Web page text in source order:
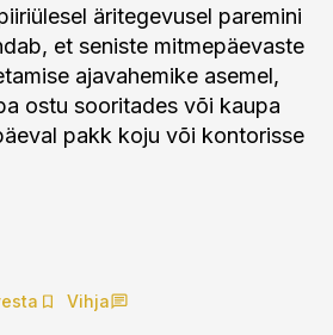
äritegevusel paremini
et seniste mitmepäevaste
ajavahemike asemel,
ostu sooritades või kaupa
pakk koju või kontorisse
Vihja